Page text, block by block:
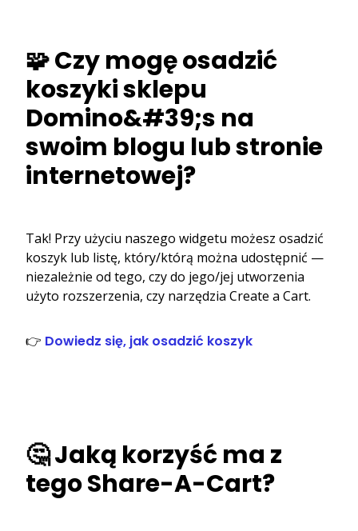
🧩 Czy mogę osadzić
koszyki sklepu
Domino&#39;s na
swoim blogu lub stronie
internetowej?
Tak! Przy użyciu naszego widgetu możesz osadzić
koszyk lub listę, który/którą można udostępnić —
niezależnie od tego, czy do jego/jej utworzenia
użyto rozszerzenia, czy narzędzia Create a Cart.
👉 Dowiedz się, jak osadzić koszyk
🤔 Jaką korzyść ma z
tego Share-A-Cart?